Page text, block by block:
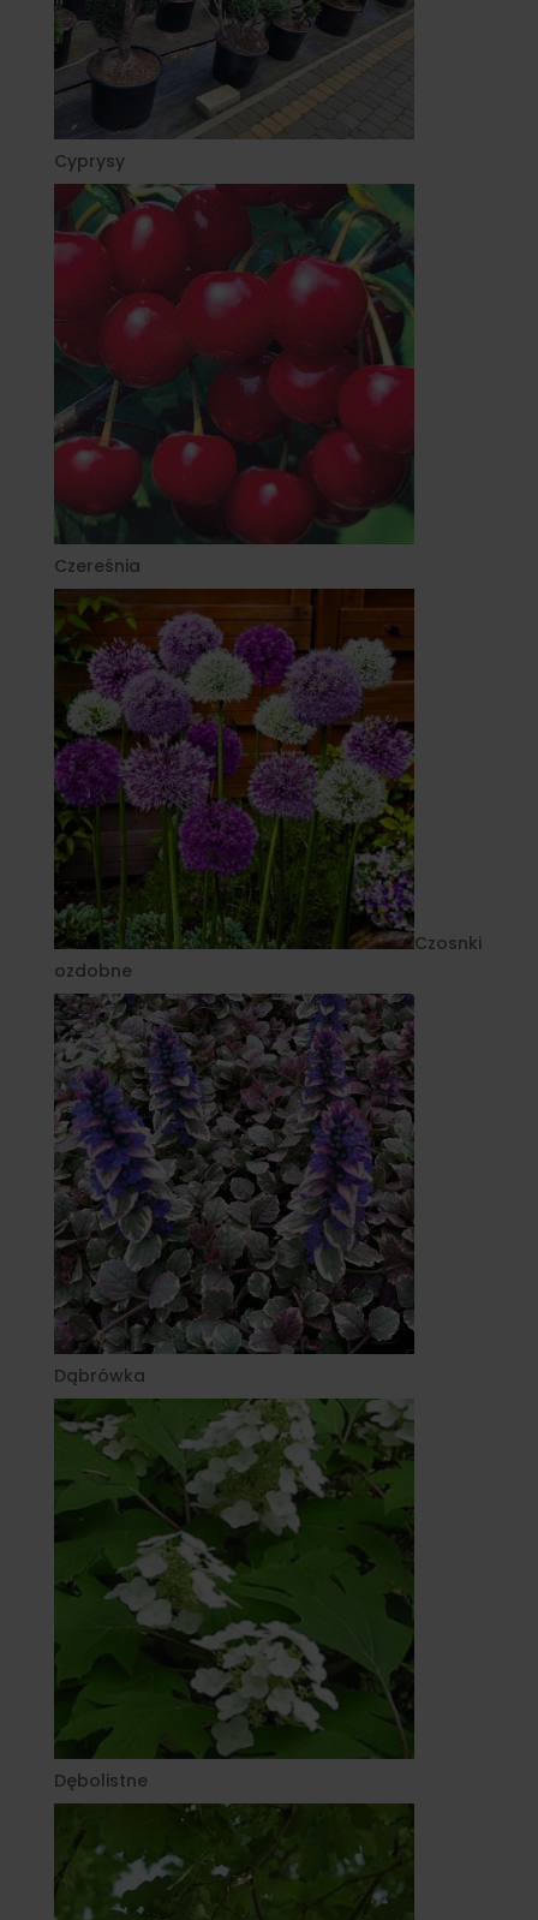
Cyprysy
Czereśnia
Czosnki
ozdobne
Dąbrówka
Dębolistne